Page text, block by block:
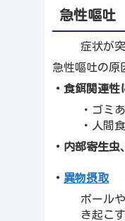
急性嘔吐
症状が
急性嘔吐の原
・食餌関連性
・ゴミ
・人間
・内部寄生
・ 異物摂取
ボール
き起こ